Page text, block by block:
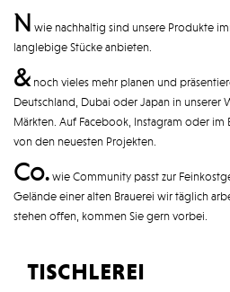
N wie nachhaltig sind unsere Produkte
langlebige Stücke anbieten.
&noch vieles mehr planen und
Deutschland, Dubai oder Japan in unserer
Märkten. Auf Facebook, Instagram oder im
von den neuesten Projekten.
Co. wie Community passt zur
Gelände einer alten Brauerei wir täglich
stehen offen, kommen Sie gern vorbei.
tischlerei